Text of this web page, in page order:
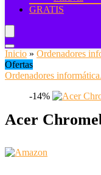
GRATIS
Inicio » Ordenadores
Ofertas
Ordenadores informática
-14%
Acer